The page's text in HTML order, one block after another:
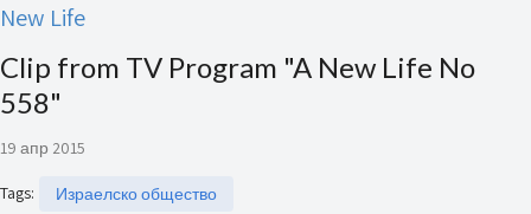
New Life
Clip from TV Program "A New Life No
558"
19 апр 2015
Tags: Израелско общество